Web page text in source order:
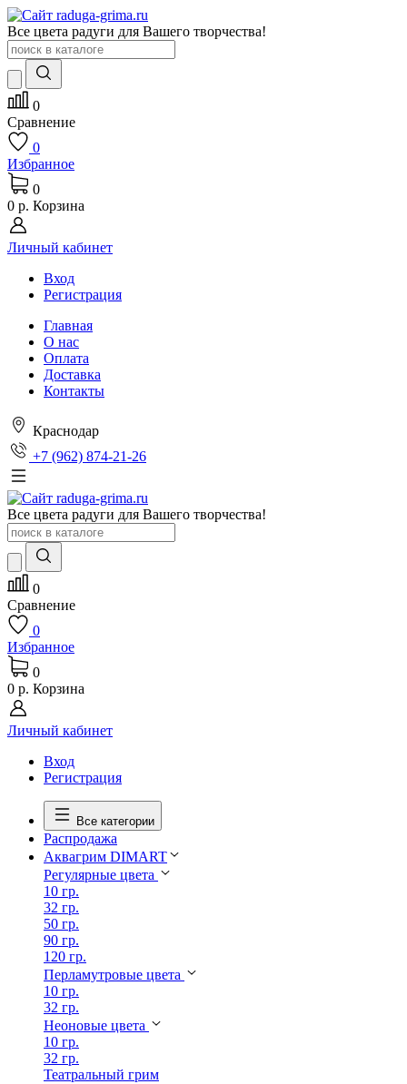
Все цвета радуги для Вашего творчества!
0
Сравнение
0
Избранное
0
0 р. Корзина
Личный кабинет
Вход
Регистрация
Главная
О нас
Оплата
Доставка
Контакты
Краснодар
+7 (962) 874-21-26
Все цвета радуги для Вашего творчества!
0
Сравнение
0
Избранное
0
0 р. Корзина
Личный кабинет
Вход
Регистрация
Все категории
Распродажа
Аквагрим DIMART
Регулярные цвета
10 гр.
32 гр.
50 гр.
90 гр.
120 гр.
Перламутровые цвета
10 гр.
32 гр.
Неоновые цвета
10 гр.
32 гр.
Театральный грим